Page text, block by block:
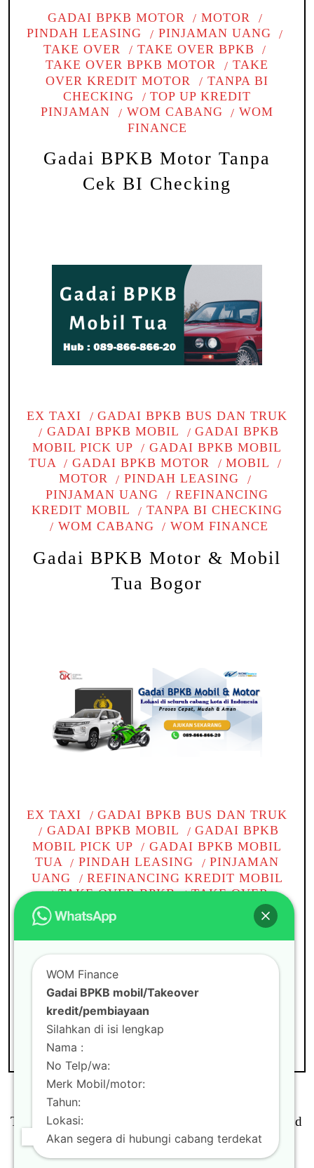
GADAI BPKB MOTOR
MOTOR
PINDAH LEASING
PINJAMAN UANG
TAKE OVER
TAKE OVER BPKB
TAKE OVER BPKB MOTOR
TAKE
OVER KREDIT MOTOR
TANPA BI
CHECKING
TOP UP KREDIT
PINJAMAN
WOM CABANG
WOM
FINANCE
Gadai BPKB Motor Tanpa
Cek BI Checking
EX TAXI
GADAI BPKB BUS DAN TRUK
GADAI BPKB MOBIL
GADAI BPKB
MOBIL PICK UP
GADAI BPKB MOBIL
TUA
GADAI BPKB MOTOR
MOBIL
MOTOR
PINDAH LEASING
PINJAMAN UANG
REFINANCING
KREDIT MOBIL
TANPA BI CHECKING
WOM CABANG
WOM FINANCE
Gadai BPKB Motor & Mobil
Tua Bogor
EX TAXI
GADAI BPKB BUS DAN TRUK
GADAI BPKB MOBIL
GADAI BPKB
MOBIL PICK UP
GADAI BPKB MOBIL
TUA
PINDAH LEASING
PINJAMAN
UANG
REFINANCING KREDIT MOBIL
TAKE OVER BPKB
TAKE OVER
KREDIT BPKB MOBIL
TAKE OVER
KREDIT MOBIL
TANPA BI CHECKING
TOP UP KREDIT PINJAMAN
WOM
CABANG
WOM FINANCE
Gadai BPKB mobil di
Tambun
Theme byScissor Themes
Proudly powered
byWordPress
WOM Finance
Gadai BPKB mobil/Takeover
kredit/pembiayaan
Silahkan di isi lengkap
Nama :
No Telp/wa:
Merk Mobil/motor:
Tahun:
Lokasi:
Akan segera di hubungi cabang terdekat